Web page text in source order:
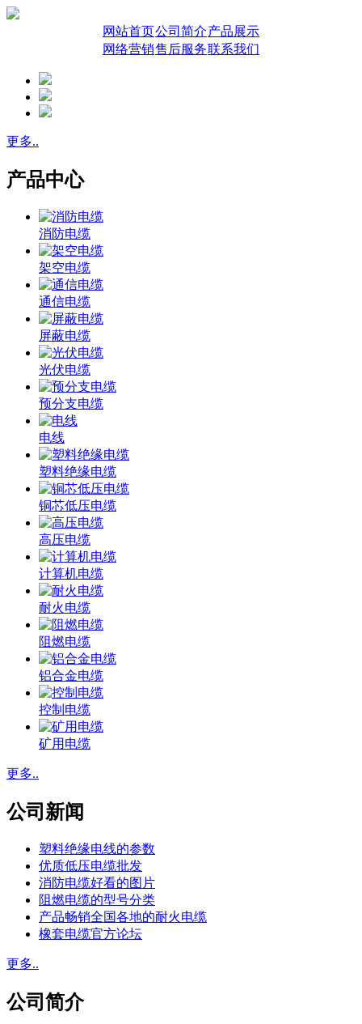
网站首页公司简介产品展示
网络营销售后服务联系我们
更多..
产品中心
消防电缆
架空电缆
通信电缆
屏蔽电缆
光伏电缆
预分支电缆
电线
塑料绝缘电缆
铜芯低压电缆
高压电缆
计算机电缆
耐火电缆
阻燃电缆
铝合金电缆
控制电缆
矿用电缆
更多..
公司新闻
塑料绝缘电线的参数
优质低压电缆批发
消防电缆好看的图片
阻燃电缆的型号分类
产品畅销全国各地的耐火电缆
橡套电缆官方论坛
更多..
公司简介